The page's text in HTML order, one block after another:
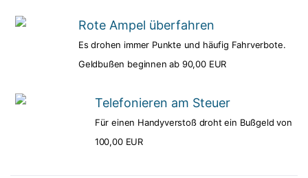
Rote Ampel überfahren
Es drohen immer Punkte und häufig Fahrverbote.
Geldbußen beginnen ab 90,00 EUR
Telefonieren am Steuer
Für einen Handyverstoß droht ein Bußgeld von
100,00 EUR